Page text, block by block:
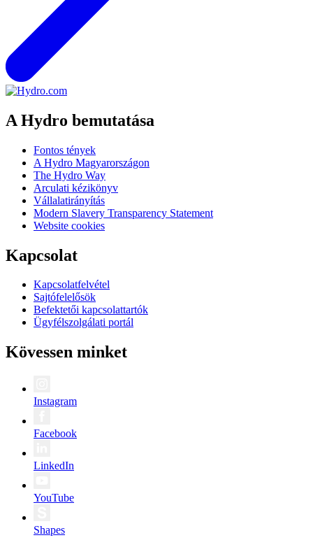
A Hydro bemutatása
Fontos tények
A Hydro Magyarországon
The Hydro Way
Arculati kézikönyv
Vállalatirányítás
Modern Slavery Transparency Statement
Website cookies
Kapcsolat
Kapcsolatfelvétel
Sajtófelelősök
Befektetői kapcsolattartók
Ügyfélszolgálati portál
Kövessen minket
Instagram
Facebook
LinkedIn
YouTube
Shapes